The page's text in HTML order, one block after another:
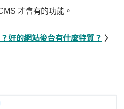
才會有的功能。
好的網站後台有什麼特質？ 〉